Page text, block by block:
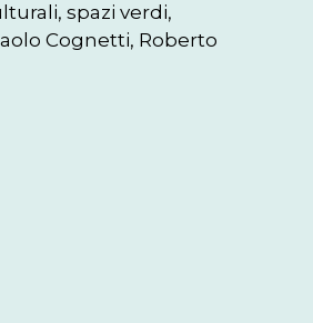
spazi verdi,
Cognetti, Roberto